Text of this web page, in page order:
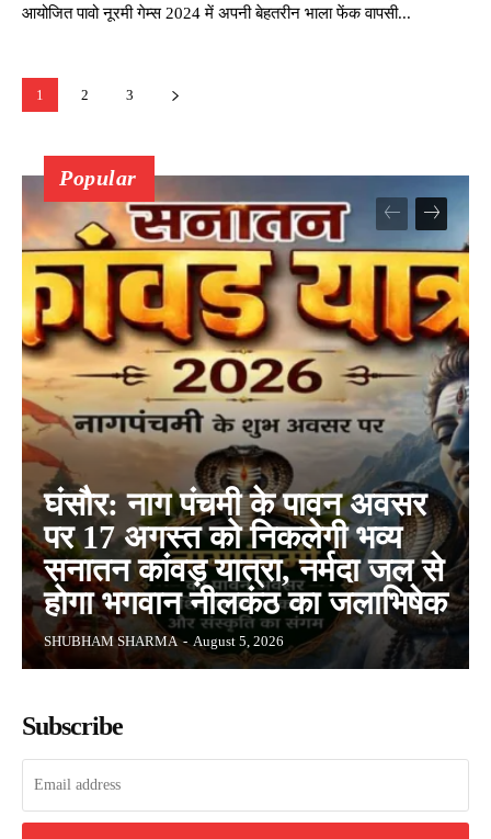
आयोजित पावो नूरमी गेम्स 2024 में अपनी बेहतरीन भाला फेंक वापसी...
1 2 3
Popular
घंसौर: नाग पंचमी के पावन अवसर
पर 17 अगस्त को निकलेगी भव्य
सनातन कांवड़ यात्रा, नर्मदा जल से
होगा भगवान नीलकंठ का जलाभिषेक
SHUBHAM SHARMA - August 5, 2026
Subscribe